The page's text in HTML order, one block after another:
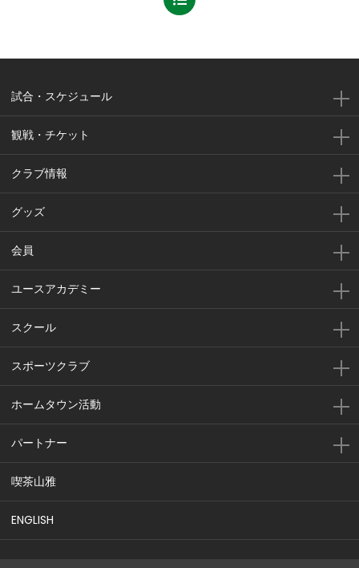
試合・スケジュール
観戦・チケット
クラブ情報
グッズ
会員
ユースアカデミー
スクール
スポーツクラブ
ホームタウン活動
パートナー
喫茶山雅
ENGLISH